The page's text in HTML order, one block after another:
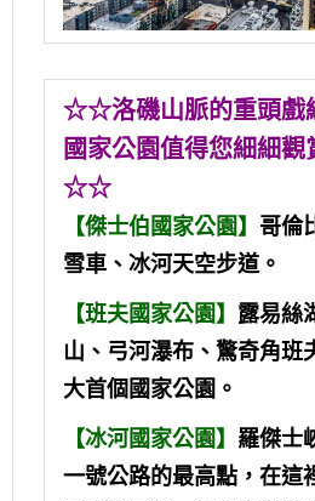
☆☆洛磯山脈的重頭戲
國家公園值得您細細觀
☆☆
【傑士伯國家公園】 哥倫
雪車、冰河天空步道。
【班夫國家公園】 露易絲
山、弓河瀑布、驚奇角班
大首個國家公園。
【冰河國家公園】 羅傑士
一號公路的最高點，在這